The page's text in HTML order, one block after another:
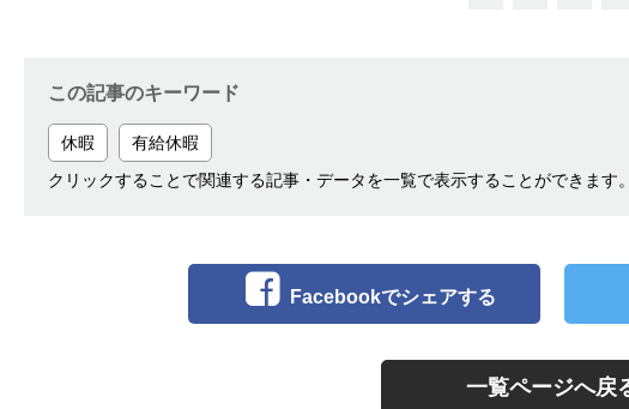
この記事のキーワード
休暇
有給休暇
クリックすることで関連する記事・データを一覧で表示することができます。
Facebookでシェアする
一覧ページへ戻